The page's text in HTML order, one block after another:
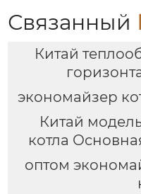
Связанный
Китай
экономайзер
Китай
котла
оптом